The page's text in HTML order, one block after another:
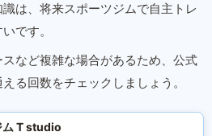
は、将来スポーツジムで自主トレ
です。
など複雑な場合があるため、公式
る回数をチェックしましょう。
ム T studio